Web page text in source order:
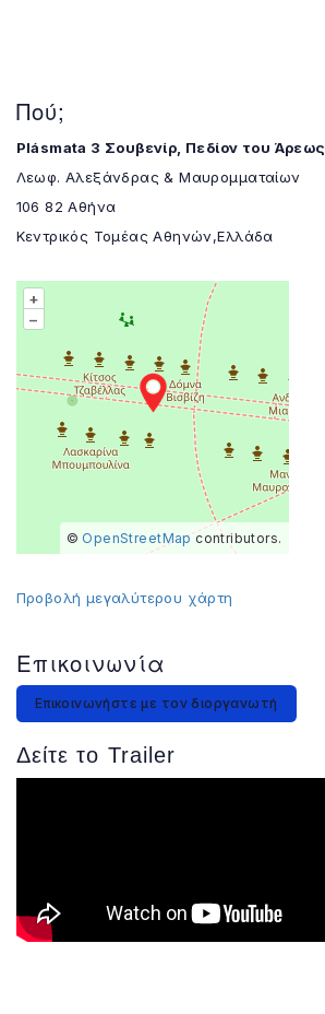
Πού;
Plásmata 3 Σουβενίρ, Πεδίον του Άρεως
Λεωφ. Αλεξάνδρας & Μαυρομματαίων
106 82 Αθήνα
Κεντρικός Τομέας Αθηνών,Ελλάδα
+
–
© OpenStreetMapcontributors.
Προβολή μεγαλύτερου χάρτη
Επικοινωνία
Επικοινωνήστε με τον διοργανωτή
Δείτε το Trailer